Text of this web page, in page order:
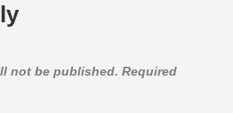
not be published. Required